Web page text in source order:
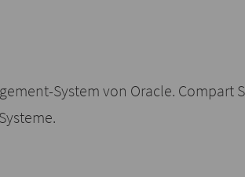
System von Oracle. Compart